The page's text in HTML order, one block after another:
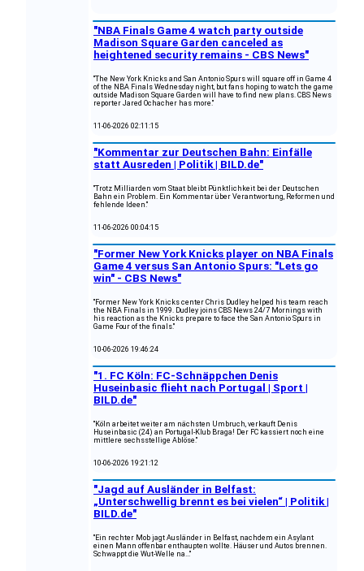
"NBA Finals Game 4 watch party outside
Madison Square Garden canceled as
heightened security remains - CBS News"
"The New York Knicks and San Antonio Spurs will square off in Game 4
of the NBA Finals Wednesday night, but fans hoping to watch the game
outside Madison Square Garden will have to find new plans. CBS News
reporter Jared Ochacher has more."
11-06-2026 02:11:15
"Kommentar zur Deutschen Bahn: Einfälle
statt Ausreden | Politik | BILD.de"
"Trotz Milliarden vom Staat bleibt Pünktlichkeit bei der Deutschen
Bahn ein Problem. Ein Kommentar über Verantwortung, Reformen und
fehlende Ideen."
11-06-2026 00:04:15
"Former New York Knicks player on NBA Finals
Game 4 versus San Antonio Spurs: "Lets go
win" - CBS News"
"Former New York Knicks center Chris Dudley helped his team reach
the NBA Finals in 1999. Dudley joins CBS News 24/7 Mornings with
his reaction as the Knicks prepare to face the San Antonio Spurs in
Game Four of the finals."
10-06-2026 19:46:24
"1. FC Köln: FC-Schnäppchen Denis
Huseinbasic flieht nach Portugal | Sport |
BILD.de"
"Köln arbeitet weiter am nächsten Umbruch, verkauft Denis
Huseinbasic (24) an Portugal-Klub Braga! Der FC kassiert noch eine
mittlere sechsstellige Ablöse."
10-06-2026 19:21:12
"Jagd auf Ausländer in Belfast:
„Unterschwellig brennt es bei vielen“ | Politik |
BILD.de"
"Ein rechter Mob jagt Ausländer in Belfast, nachdem ein Asylant
einen Mann offenbar enthaupten wollte. Häuser und Autos brennen.
Schwappt die Wut-Welle na..."